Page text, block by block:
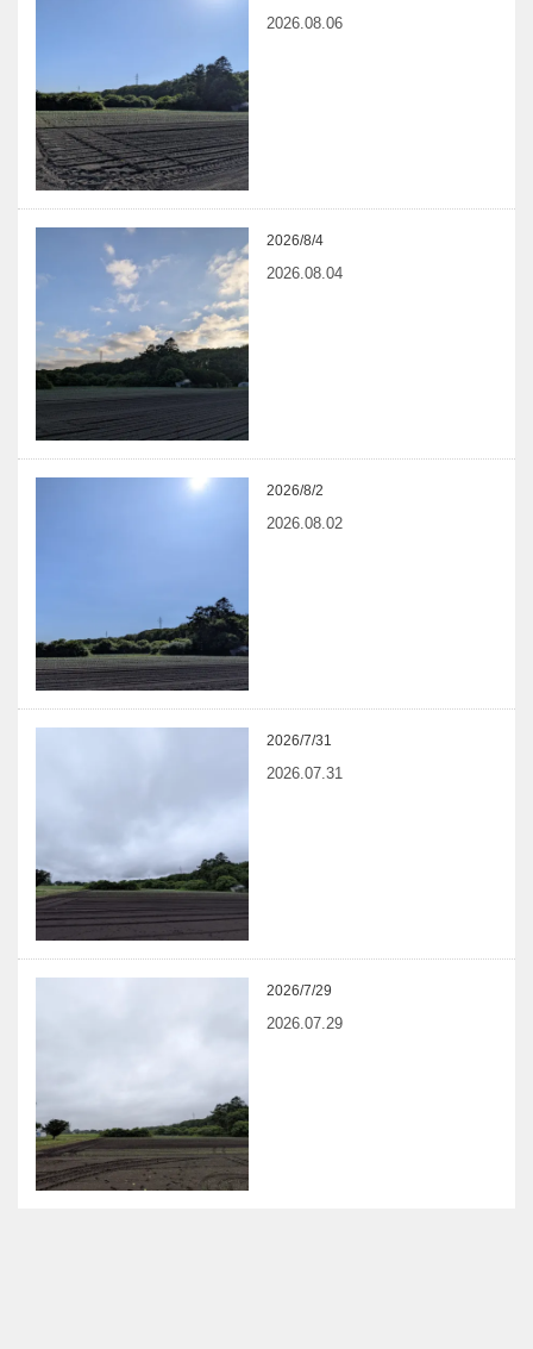
2026.08.06
2026/8/4
2026.08.04
2026/8/2
2026.08.02
2026/7/31
2026.07.31
2026/7/29
2026.07.29